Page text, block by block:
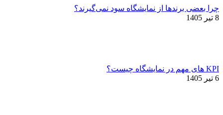
چرا بعضی برندها از نمایشگاه سود نمی‌گیرند؟
8 تیر 1405
KPI های مهم در نمایشگاه چیست؟
6 تیر 1405